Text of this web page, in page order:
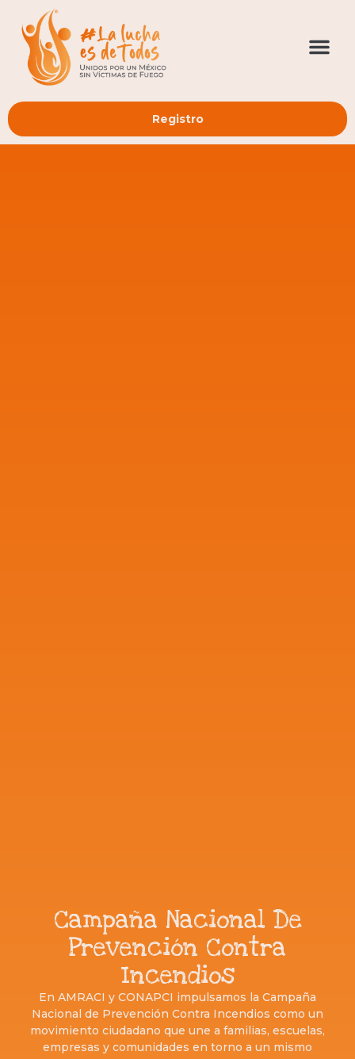
Registro
Campaña Nacional De
Prevención Contra
Incendios
En AMRACI y CONAPCI impulsamos la Campaña
Nacional de Prevención Contra Incendios como un
movimiento ciudadano que une a familias, escuelas,
empresas y comunidades en torno a un mismo